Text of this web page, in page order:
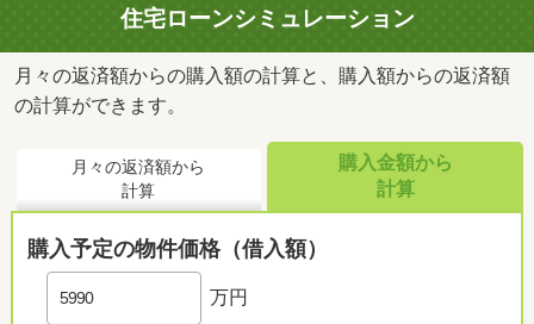
住宅ローンシミュレーション
月々の返済額からの購入額の計算と、購入額からの返済額
の計算ができます。
月々の返済額から
計算
購入金額から
計算
購入予定の物件価格（借入額）
万円